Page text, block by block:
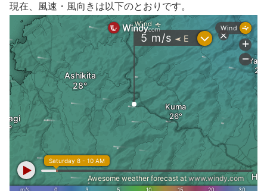
現在、風速・風向きは以下のとおりです。